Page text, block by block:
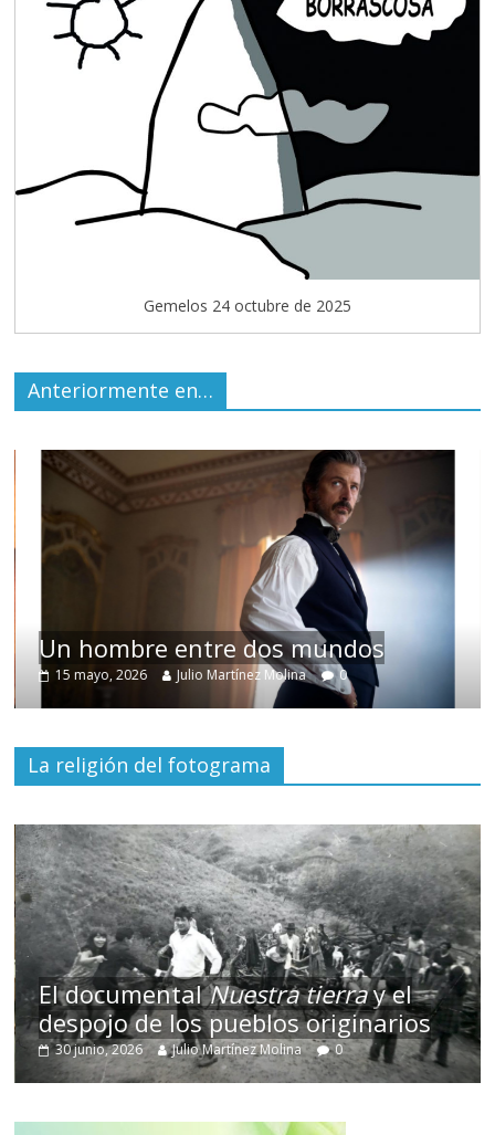
Gemelos 24 octubre de 2025
Anteriormente en…
Un hombre entre dos mundos
15 mayo, 2026 Julio Martínez Molina 0
La religión del fotograma
El documentalNuestra tierray el
despojo de los pueblos originarios
30 junio, 2026 Julio Martínez Molina 0